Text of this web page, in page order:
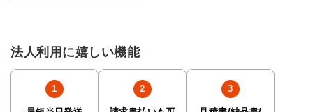
法人利用に嬉しい機能